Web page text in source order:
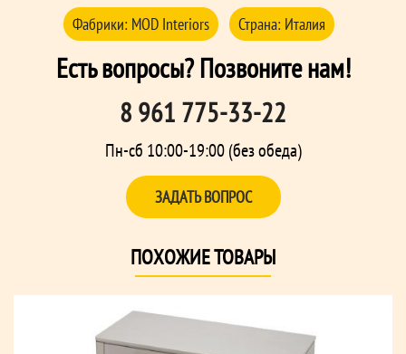
Фабрики: MOD Interiors Страна: Италия
Есть вопросы? Позвоните нам!
8 961 775-33-22
Пн-сб 10:00-19:00 (без обеда)
ЗАДАТЬ ВОПРОС
ПОХОЖИЕ ТОВАРЫ